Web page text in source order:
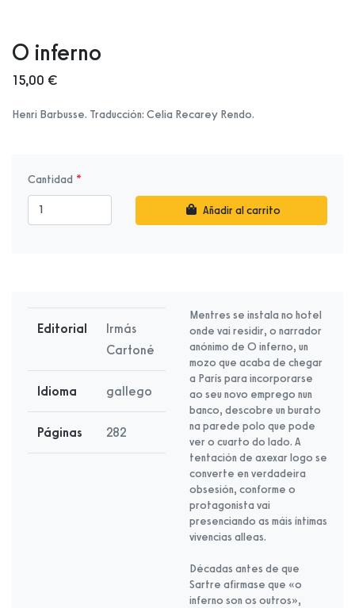
O inferno
15,00 €
Henri Barbusse. Traducción: Celia Recarey Rendo.
Cantidad
Añadir al carrito
Editorial
Irmás
Cartoné
Idioma gallego
Páginas 282
Mentres se instala no hotel
onde vai residir, o narrador
anónimo de O inferno, un
mozo que acaba de chegar
a París para incorporarse
ao seu novo emprego nun
banco, descobre un burato
na parede polo que pode
ver o cuarto do lado. A
tentación de axexar logo se
converte en verdadeira
obsesión, conforme o
protagonista vai
presenciando as máis íntimas
vivencias alleas.
Décadas antes de que
Sartre afirmase que «o
inferno son os outros»,